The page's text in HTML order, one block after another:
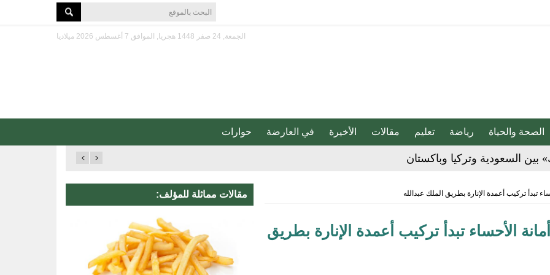
الجمعة, 24 صفر 1448 هجريا, الموافق 7 أغسطس 2026 ميلاديا
الصحة والحياة رياضة تعليم مقالات الأخيرة في العارضة حوارات
بين السعودية وتركيا وباكستان
منتجات قهوة وشوكولاتة مضاف إليها الجينسنغ
تركيب أعمدة الإنارة بطريق الملك عبدالله
الأحساء تبدأ تركيب أعمدة الإنارة بطريق
مقالات مماثلة للمؤلف: